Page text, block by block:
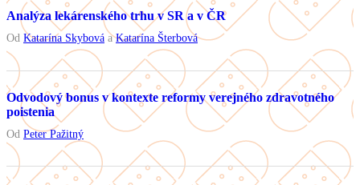
Analýza lekárenského trhu v SR a v ČR
Od Katarína Skybová aKatarína Šterbová
Odvodový bonus v kontexte reformy verejného zdravotného
poistenia
Od Peter Pažitný